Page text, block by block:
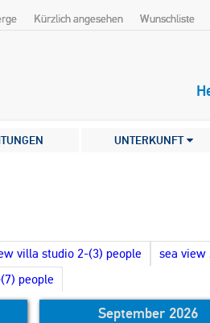
Kürzlich angesehen Wunschliste
UNTERKUNFT
villa studio 2-(3) people
sea view
people
September 2026